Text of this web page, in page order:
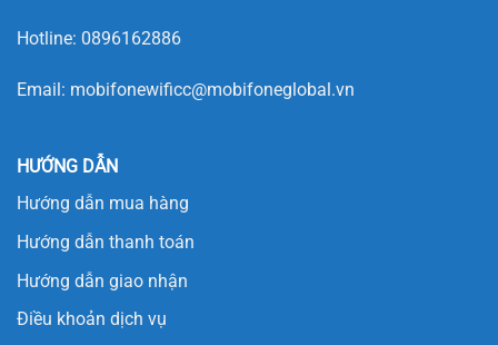
Hotline: 0896162886
Email: mobifonewificc@mobifoneglobal.vn
HƯỚNG DẪN
Hướng dẫn mua hàng
Hướng dẫn thanh toán
Hướng dẫn giao nhận
Điều khoản dịch vụ